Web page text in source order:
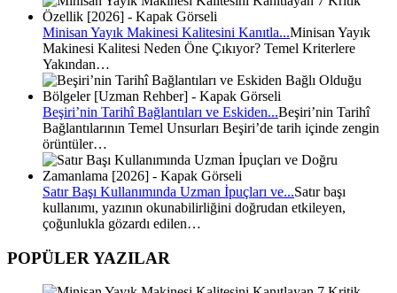
Minisan Yayık Makinesi Kalitesini Kanıtla...Minisan Yayık
Makinesi Kalitesi Neden Öne Çıkıyor? Temel Kriterlere
Yakından…
Beşiri’nin Tarihî Bağlantıları ve Eskiden...Beşiri’nin Tarihî
Bağlantılarının Temel Unsurları Beşiri’de tarih içinde zengin
örüntüler…
Satır Başı Kullanımında Uzman İpuçları ve...Satır başı
kullanımı, yazının okunabilirliğini doğrudan etkileyen,
çoğunlukla gözardı edilen…
POPÜLER YAZILAR